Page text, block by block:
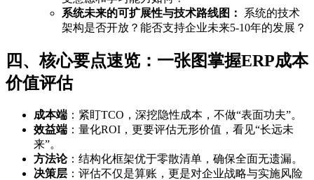
系统未来的可扩展性与技术路线图：
系统的技术
架构是否开放？能否支持企业未来5-10年的发展？
四、核心要点速览：一张图掌握ERP成本
价值评估
成本端 ：紧盯TCO，深挖隐性成本，不做“表面功夫”。
效益端 ：量化ROI，更要评估无形价值，看见“长远未
来”。
方法论：结构化框架优于零散清单，确保全面无遗漏。
决策层 ：评估不仅是算账，更是对企业战略与实施风险